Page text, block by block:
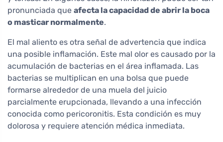
pronunciada que afecta la capacidad de abrir la boca
o masticar normalmente.
El mal aliento es otra señal de advertencia que indica
una posible inflamación. Este mal olor es causado por la
acumulación de bacterias en el área inflamada. Las
bacterias se multiplican en una bolsa que puede
formarse alrededor de una muela del juicio
parcialmente erupcionada, llevando a una infección
conocida como pericoronitis. Esta condición es muy
dolorosa y requiere atención médica inmediata.